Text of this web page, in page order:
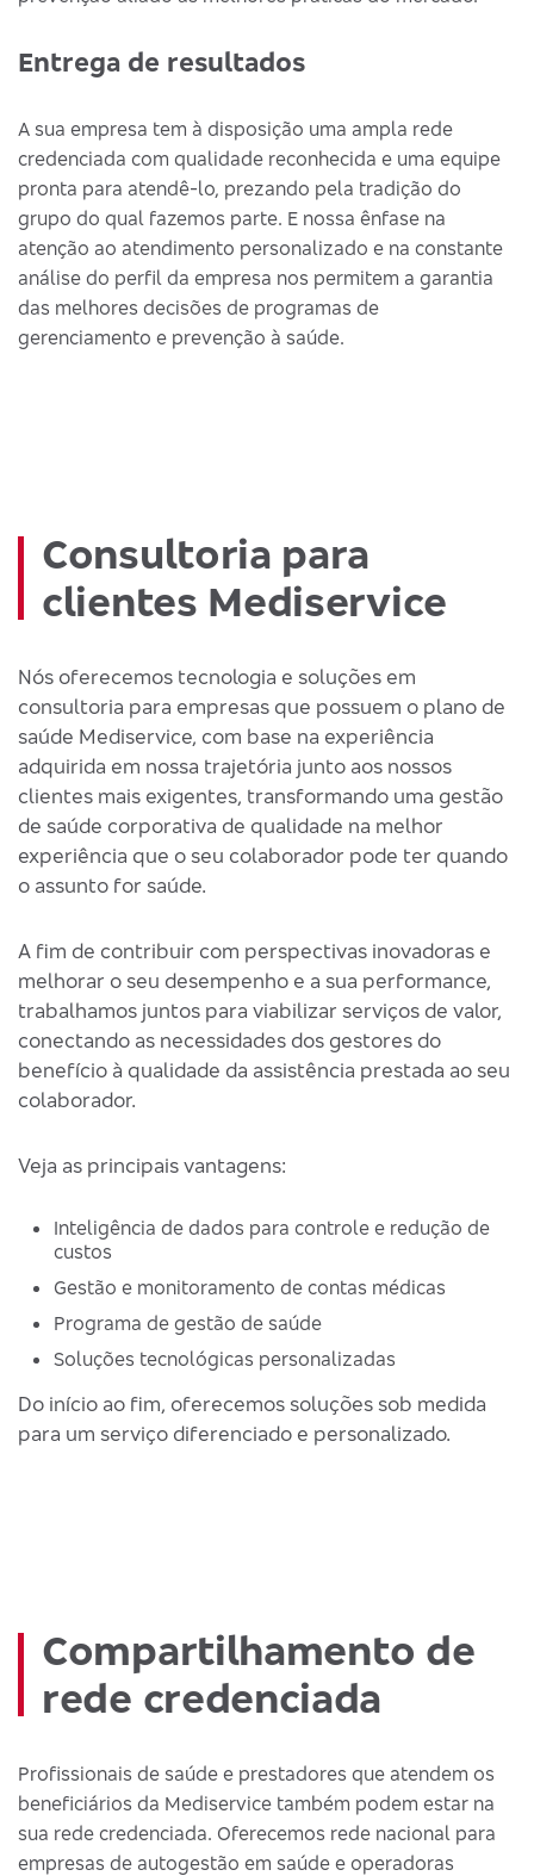
Entrega de resultados
A sua empresa tem à disposição uma ampla rede
credenciada com qualidade reconhecida e uma equipe
pronta para atendê-lo, prezando pela tradição do
grupo do qual fazemos parte. E nossa ênfase na
atenção ao atendimento personalizado e na constante
análise do perfil da empresa nos permitem a garantia
das melhores decisões de programas de
gerenciamento e prevenção à saúde.
Consultoria para
clientes Mediservice
Nós oferecemos tecnologia e soluções em
consultoria para empresas que possuem o plano de
saúde Mediservice, com base na experiência
adquirida em nossa trajetória junto aos nossos
clientes mais exigentes, transformando uma gestão
de saúde corporativa de qualidade na melhor
experiência que o seu colaborador pode ter quando
o assunto for saúde.
A fim de contribuir com perspectivas inovadoras e
melhorar o seu desempenho e a sua performance,
trabalhamos juntos para viabilizar serviços de valor,
conectando as necessidades dos gestores do
benefício à qualidade da assistência prestada ao seu
colaborador.
Veja as principais vantagens:
Inteligência de dados para controle e redução de
custos
Gestão e monitoramento de contas médicas
Programa de gestão de saúde
Soluções tecnológicas personalizadas
Do início ao fim, oferecemos soluções sob medida
para um serviço diferenciado e personalizado.
Compartilhamento de
rede credenciada
Profissionais de saúde e prestadores que atendem os
beneficiários da Mediservice também podem estar na
sua rede credenciada. Oferecemos rede nacional para
empresas de autogestão em saúde e operadoras